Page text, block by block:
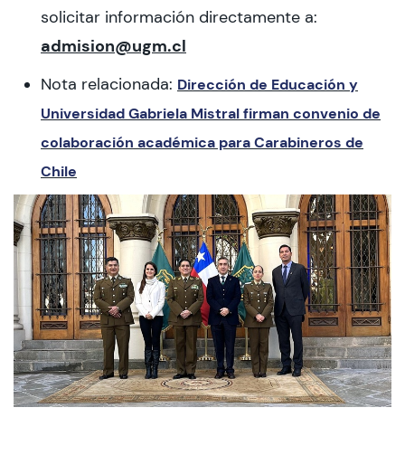
solicitar información directamente a:
admision@ugm.cl
Nota relacionada: Dirección de Educación y
Universidad Gabriela Mistral firman convenio de
colaboración académica para Carabineros de
Chile